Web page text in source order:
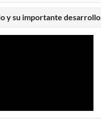
y su importante desarrollo